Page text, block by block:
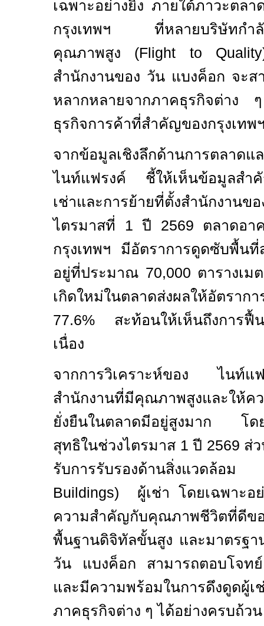
เฉพาะอย่างยิ่ง ภายใต้ภาวะตล
กรุงเทพฯ ที่หลายบริษัทกำ
คุณภาพสูง (Flight to
สำนักงานของ วัน แบงค็อก จะส
หลากหลายจากภาคธุรกิจต่าง
ธุรกิจการค้าที่สำคัญของกรุงเทพ
จากข้อมูลเชิงลึกด้านการตลาดแ
ไนท์แฟรงค์ ชี้ให้เห็นข้อมูลสำคั
เช่าและการย้ายที่ตั้งสำนักงาน
ไตรมาสที่ 1ปี 2569 ตลาดอา
กรุงเทพฯ มีอัตราการดูดซับพื้น
อยู่ที่ประมาณ 70,000 ตารางเม
เกิดใหม่ในตลาดส่งผลให้อัตราก
77.6% สะท้อนให้เห็นถึงการฟื้
เนื่อง
จากการวิเคราะห์ของ ไนท์
สำนักงานที่มีคุณภาพสูงและให้ค
ยั่งยืนในตลาดมีอยู่สูงมาก โด
สุทธิในช่วงไตรมาส 1 ปี 2569 ส่
รับการรับรองด้านสิ่งแวด
Buildings)
ผู้เช่า โดยเฉพาะอ
ความสำคัญกับคุณภาพชีวิตที่ดีข
พื้นฐานดิจิทัลขั้นสูง และมาตรฐ
วัน แบงค็อก สามารถตอบโจท
และมีความพร้อมในการดึงดูดผู้เ
ภาคธุรกิจต่าง ๆ ได้อย่างครบถ้วน